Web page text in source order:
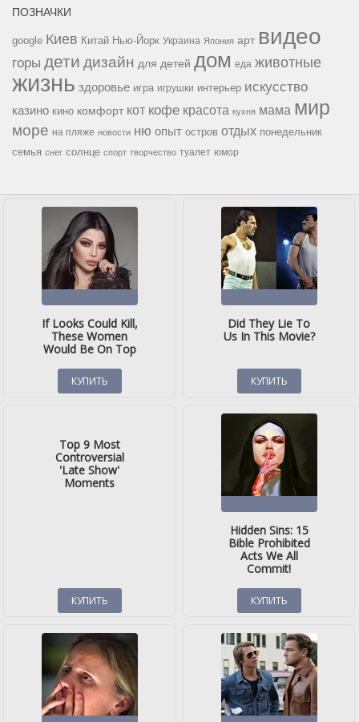
ПОЗНАЧКИ
google Киев Китай Нью-Йорк Украина Япония арт видео
горы дети дизайн для детей дом еда животные
жизнь здоровье игра игрушки интерьер искусство
казино кино комфорт кот кофе красота кухня мама мир
море на пляже новости ню опыт остров отдых понедельник
семья снег солнце спорт творчество туалет юмор